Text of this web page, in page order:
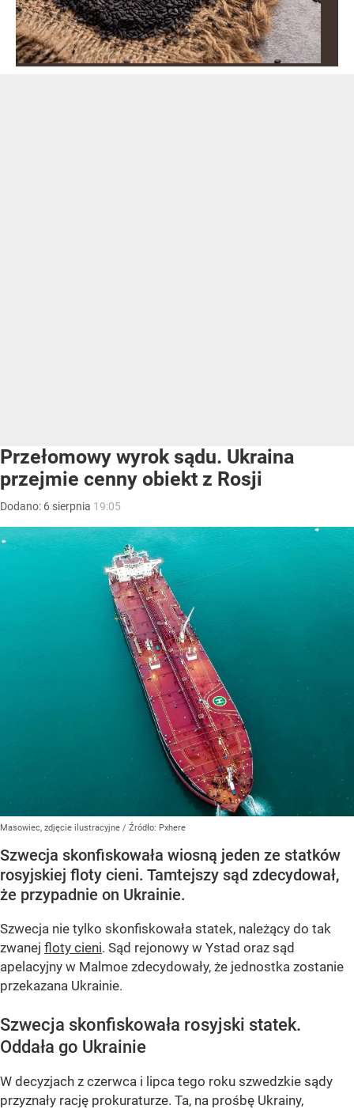
Przełomowy wyrok sądu. Ukraina
przejmie cenny obiekt z Rosji
Dodano: 6 sierpnia 19:05
Masowiec, zdjęcie ilustracyjne / Źródło: Pxhere
Szwecja skonfiskowała wiosną jeden ze statków
rosyjskiej floty cieni. Tamtejszy sąd zdecydował,
że przypadnie on Ukrainie.
Szwecja nie tylko skonfiskowała statek, należący do tak
zwanej floty cieni. Sąd rejonowy w Ystad oraz sąd
apelacyjny w Malmoe zdecydowały, że jednostka zostanie
przekazana Ukrainie.
Szwecja skonfiskowała rosyjski statek.
Oddała go Ukrainie
W decyzjach z czerwca i lipca tego roku szwedzkie sądy
przyznały rację prokuraturze. Ta, na prośbę Ukrainy,